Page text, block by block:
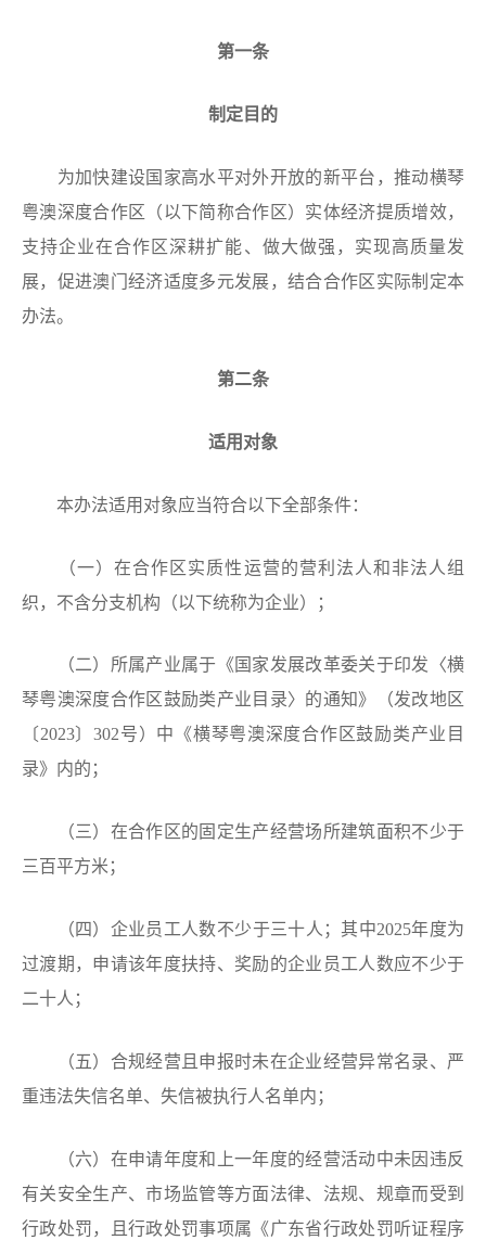
第一条
制定目的
为加快建设国家高水平对外开放的新平台，推动横琴
粤澳深度合作区（以下简称合作区）实体经济提质增效，
支持企业在合作区深耕扩能、做大做强，实现高质量发
展，促进澳门经济适度多元发展，结合合作区实际制定本
办法。
第二条
适用对象
本办法适用对象应当符合以下全部条件：
（一）在合作区实质性运营的营利法人和非法人组
织，不含分支机构（以下统称为企业）；
（二）所属产业属于《国家发展改革委关于印发〈横
琴粤澳深度合作区鼓励类产业目录〉的通知》（发改地区
〔2023〕302号）中《横琴粤澳深度合作区鼓励类产业目
录》内的；
（三）在合作区的固定生产经营场所建筑面积不少于
三百平方米；
（四）企业员工人数不少于三十人；其中2025年度为
过渡期，申请该年度扶持、奖励的企业员工人数应不少于
二十人；
（五）合规经营且申报时未在企业经营异常名录、严
重违法失信名单、失信被执行人名单内；
（六）在申请年度和上一年度的经营活动中未因违反
有关安全生产、市场监管等方面法律、法规、规章而受到
行政处罚，且行政处罚事项属《广东省行政处罚听证程序